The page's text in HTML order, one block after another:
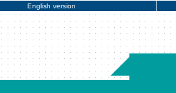
English version